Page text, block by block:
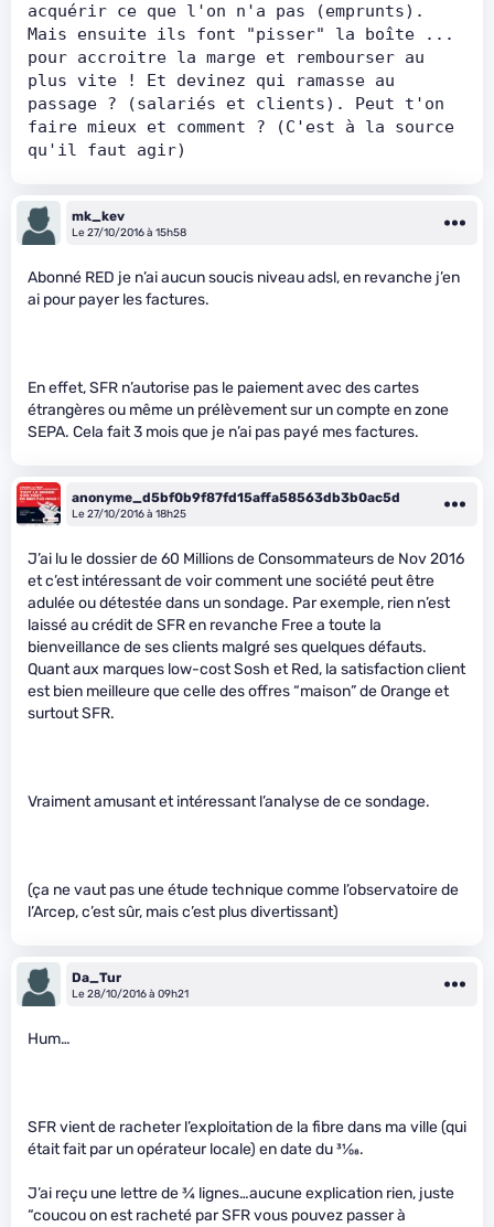
acquérir ce que l'on n'a pas (emprunts).
Mais ensuite ils font "pisser" la boîte ...
pour accroitre la marge et rembourser au
plus vite ! Et devinez qui ramasse au
passage ? (salariés et clients). Peut t'on
faire mieux et comment ? (C'est à la source
qu'il faut agir)
mk_kev
Le 27/10/2016 à 15h58
Abonné RED je n’ai aucun soucis niveau adsl, en revanche j’en
ai pour payer les factures.
En effet, SFR n’autorise pas le paiement avec des cartes
étrangères ou même un prélèvement sur un compte en zone
SEPA. Cela fait 3 mois que je n’ai pas payé mes factures.
anonyme_d5bf0b9f87fd15affa58563db3b0ac5d
Le 27/10/2016 à 18h25
J’ai lu le dossier de 60 Millions de Consommateurs de Nov 2016
et c’est intéressant de voir comment une société peut être
adulée ou détestée dans un sondage. Par exemple, rien n’est
laissé au crédit de SFR en revanche Free a toute la
bienveillance de ses clients malgré ses quelques défauts.
Quant aux marques low-cost Sosh et Red, la satisfaction client
est bien meilleure que celle des offres “maison” de Orange et
surtout SFR.
Vraiment amusant et intéressant l’analyse de ce sondage.
(ça ne vaut pas une étude technique comme l’observatoire de
l’Arcep, c’est sûr, mais c’est plus divertissant)
Da_Tur
Le 28/10/2016 à 09h21
Hum…
SFR vient de racheter l’exploitation de la fibre dans ma ville (qui
était fait par un opérateur locale) en date du31⁄08.
J’ai reçu une lettre de3⁄4 lignes…aucune explication rien, juste
“coucou on est racheté par SFR vous pouvez passer à